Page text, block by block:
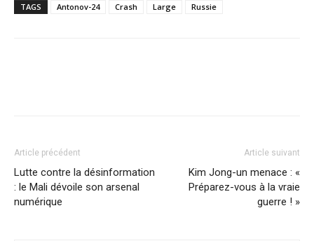
TAGS Antonov-24 Crash Large Russie
Article précédent
Lutte contre la désinformation
: le Mali dévoile son arsenal
numérique
Article suivant
Kim Jong-un menace : «
Préparez-vous à la vraie
guerre ! »